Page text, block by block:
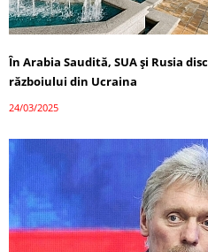
În Arabia Saudită, SUA și Rusia
războiului din Ucraina
24/03/2025